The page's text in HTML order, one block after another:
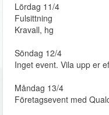
Lördag 11/4
Fulsittning
Kravall, hg
Söndag 12/4
Inget event. Vila upp er
Måndag 13/4
Företagsevent med